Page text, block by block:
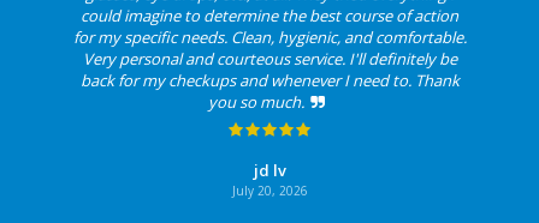
could imagine to determine the best course of action
for my specific needs. Clean, hygienic, and comfortable.
Very personal and courteous service. I'll definitely be
back for my checkups and whenever I need to. Thank
you so much.
jd lv
July 20, 2026